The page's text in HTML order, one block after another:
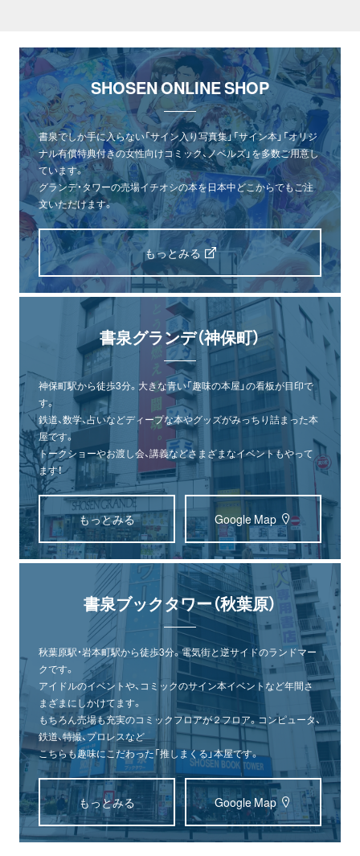
SHOSEN ONLINE SHOP
書泉でしか手に入らない「サイン入り写真集」「サイン本」「オリジ
ナル有償特典付きの女性向けコミック、ノベルズ」を多数ご用意し
ています。
グランデ・タワーの売場イチオシの本を日本中どこからでもご注
文いただけます。
もっとみる
書泉グランデ（神保町）
神保町駅から徒歩3分。大きな青い「趣味の本屋」の看板が目印で
す。
鉄道、数学、占いなどディープな本やグッズがみっちり詰まった本
屋です。
トークショーやお渡し会、講義などさまざまなイベントもやって
ます！
もっとみる Google Map
書泉ブックタワー（秋葉原）
秋葉原駅・岩本町駅から徒歩3分。電気街と逆サイドのランドマー
クです。
アイドルのイベントや、コミックのサイン本イベントなど年間さ
まざまにしかけてます。
もちろん売場も充実のコミックフロアが２フロア。コンピュータ、
鉄道、特撮、プロレスなど
こちらも趣味にこだわった「推しまくる」本屋です。
もっとみる Google Map